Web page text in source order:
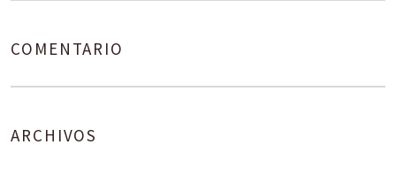
COMENTARIO
ARCHIVOS